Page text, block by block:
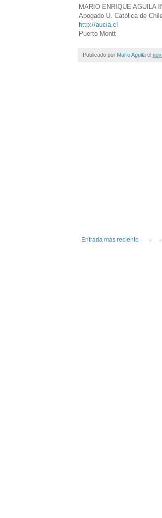
MARIO ENRIQUE AGUILA
Abogado U. Católica de
http://aucia.cl
Puerto Montt
Publicado por Mario Aguila el
Entrada más reciente